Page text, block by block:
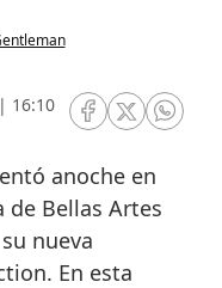
16:10
RRSS Facebook
RRSSRRSS
de Bellas Artes
nueva
En esta